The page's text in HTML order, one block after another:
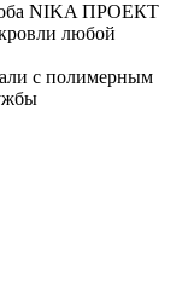
NIKA ПРОЕКТ
любой
с полимерным